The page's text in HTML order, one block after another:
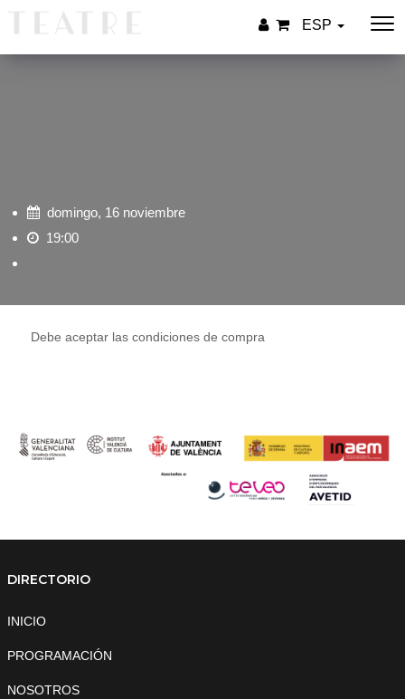
ESP
domingo, 16 noviembre
19:00
Debe aceptar las condiciones de compra
DIRECTORIO
INICIO
PROGRAMACIÓN
NOSOTROS